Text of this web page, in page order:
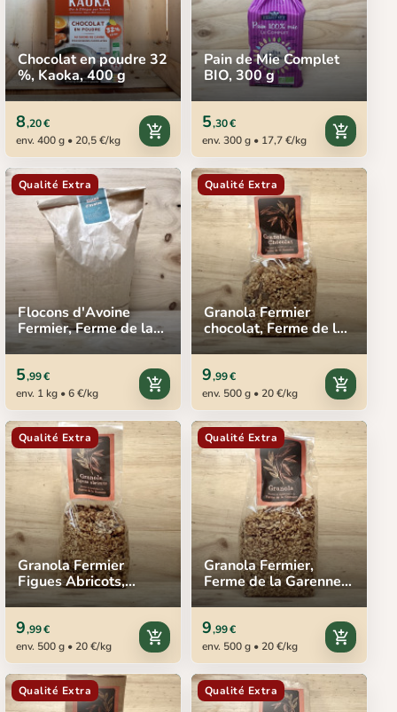
Chocolat en poudre 32
%, Kaoka, 400 g
8,20 €
env. 400 g • 20,5 €/kg
add_shopping_cart
Pain de Mie Complet
BIO, 300 g
5,30 €
env. 300 g • 17,7 €/kg
add_shopping_cart
Qualité Extra
Flocons d'Avoine
Fermier, Ferme de la
Garenne, 1 kg
5,99 €
env. 1 kg • 6 €/kg
add_shopping_cart
Qualité Extra
Granola Fermier
chocolat, Ferme de la
Garenne, 500 g
9,99 €
env. 500 g • 20 €/kg
add_shopping_cart
Qualité Extra
Granola Fermier
Figues Abricots,
Ferme de la Garenne,
500 g
9,99 €
env. 500 g • 20 €/kg
add_shopping_cart
Qualité Extra
Granola Fermier,
Ferme de la Garenne,
500 g
9,99 €
env. 500 g • 20 €/kg
add_shopping_cart
Qualité Extra Qualité Extra